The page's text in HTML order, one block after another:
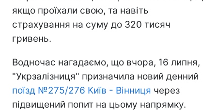
якщо проїхали свою, та навіть
страхування на суму до 320 тисяч
гривень.
Водночас нагадаємо, що вчора, 16 липня,
"Укрзалізниця" призначила новий денний
поїзд №275/276 Київ - Вінниця через
підвищений попит на цьому напрямку.